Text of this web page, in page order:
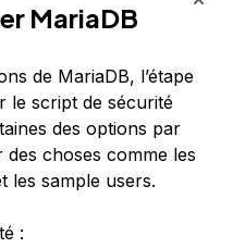
MariaDB
de MariaDB, l’étape
le script de sécurité
des options par
choses comme les
les sample users.
: